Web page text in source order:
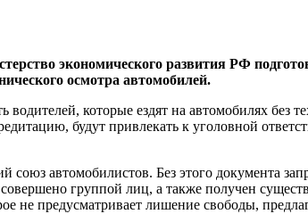
экономического развития РФ
осмотра автомобилей.
водителей, которые ездят на автомобилях без
будут привлекать к уголовной
союз автомобилистов. Без этого документа
группой лиц, а также получен
не предусматривает лишение свободы,